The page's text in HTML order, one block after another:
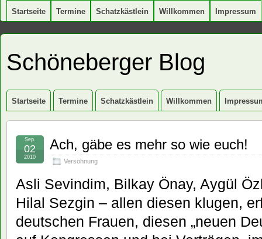
Startseite Termine Schatzkästlein Willkommen Impressum
Schöneberger Blog
Startseite Termine Schatzkästlein Willkommen
Ach, gäbe es mehr so wie euch!
Versöhnung
Sep.
02
2010
Asli Sevindim, Bilkay Önay, Aygül
Hilal Sezgin – allen diesen klugen,
deutschen Frauen, diesen „neuen